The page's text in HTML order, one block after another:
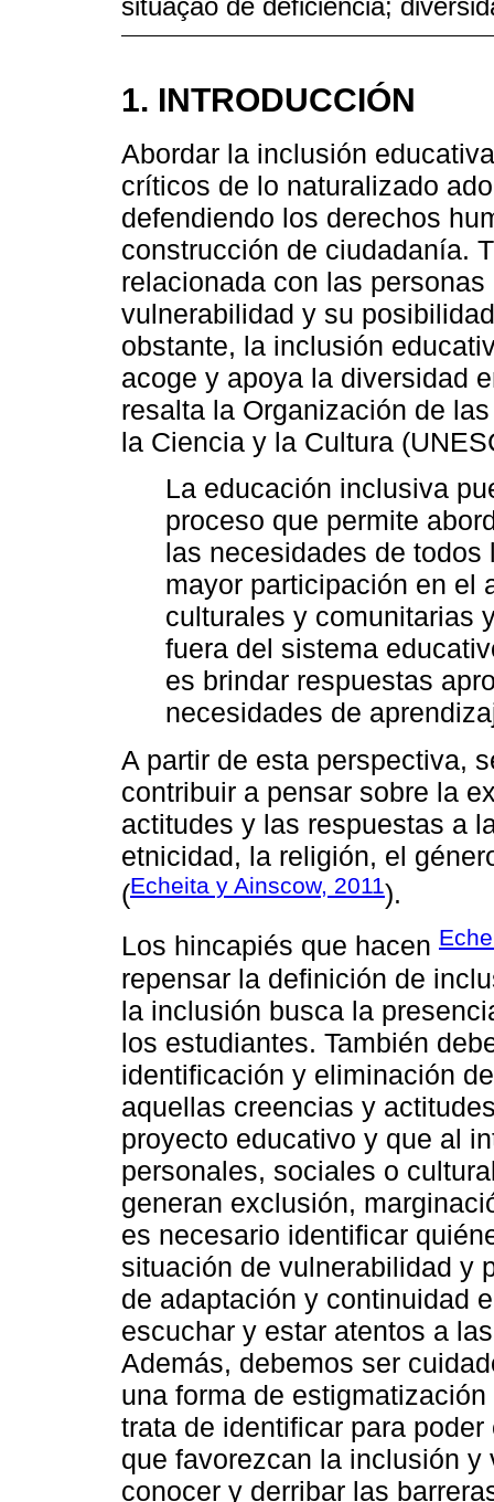
1. INTRODUCCIÓN
Abordar la inclusión
críticos de lo naturalizado
defendiendo los derechos
construcción de ciudadanía.
relacionada con las
vulnerabilidad y su
obstante, la inclusión
acoge y apoya la diversidad
resalta la Organización de
la Ciencia y la Cultura
La educación inclusiva
proceso que permite
las necesidades de
mayor participación en el
culturales y comunitarias
fuera del sistema
es brindar respuestas
necesidades de
A partir de esta perspectiva,
contribuir a pensar sobre la
actitudes y las respuestas a
etnicidad, la religión, el
(Echeita y Ainscow, 2011).
Los hincapiés que hacen
repensar la definición de
la inclusión busca la
los estudiantes. También
identificación y eliminación
aquellas creencias y
proyecto educativo y que al
personales, sociales o
generan exclusión,
es necesario identificar
situación de vulnerabilidad y
de adaptación y continuidad
escuchar y estar atentos a
Además, debemos ser
una forma de
trata de identificar para
que favorezcan la inclusión
conocer y derribar las